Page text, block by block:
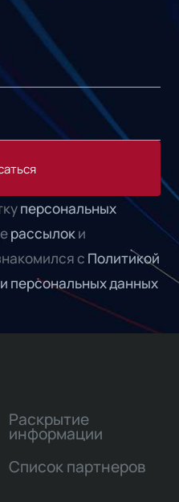
персональных
рассылоки
с Политикой
персональных данных
Раскрытие
информации
Список партнеров